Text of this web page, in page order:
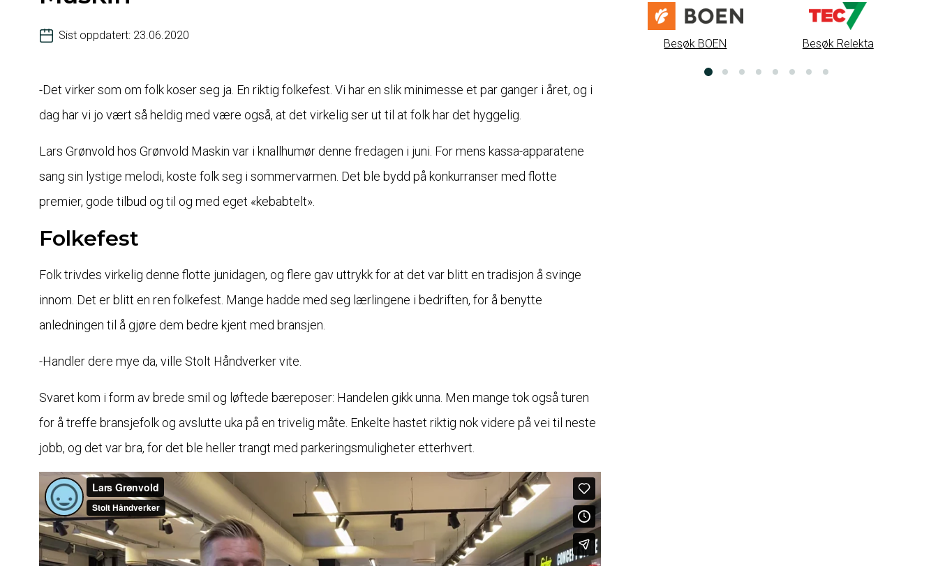
Sist oppdatert: 23.06.2020
-Det virker som om folk koser seg ja. En riktig folkefest. Vi har en slik minimesse et par ganger i året, og i
dag har vi jo vært så heldig med være også, at det virkelig ser ut til at folk har det hyggelig.
Lars Grønvold hos Grønvold Maskin var i knallhumør denne fredagen i juni. For mens kassa-apparatene
sang sin lystige melodi, koste folk seg i sommervarmen. Det ble bydd på konkurranser med flotte
premier, gode tilbud og til og med eget «kebabtelt».
Folkefest
Folk trivdes virkelig denne flotte junidagen, og flere gav uttrykk for at det var blitt en tradisjon å svinge
innom. Det er blitt en ren folkefest. Mange hadde med seg lærlingene i bedriften, for å benytte
anledningen til å gjøre dem bedre kjent med bransjen.
-Handler dere mye da, ville Stolt Håndverker vite.
Svaret kom i form av brede smil og løftede bæreposer: Handelen gikk unna. Men mange tok også turen
for å treffe bransjefolk og avslutte uka på en trivelig måte. Enkelte hastet riktig nok videre på vei til neste
jobb, og det var bra, for det ble heller trangt med parkeringsmuligheter etterhvert.
Besøk BOEN Besøk Relekta